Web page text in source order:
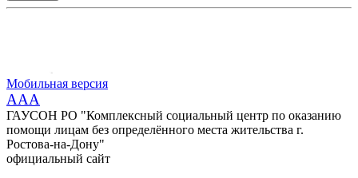
Мобильная версия
AAA
ГАУСОН РО "Комплексный социальный центр по оказанию
помощи лицам без определённого места жительства г.
Ростова-на-Дону"
официальный сайт